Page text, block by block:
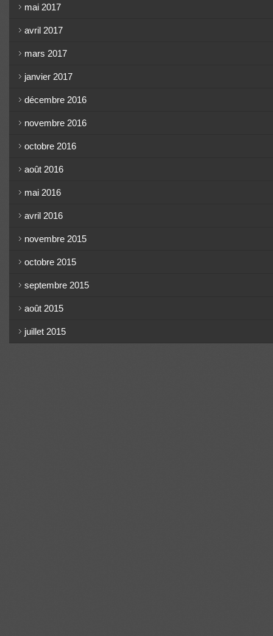
mai 2017
avril 2017
mars 2017
janvier 2017
décembre 2016
novembre 2016
octobre 2016
août 2016
mai 2016
avril 2016
novembre 2015
octobre 2015
septembre 2015
août 2015
juillet 2015